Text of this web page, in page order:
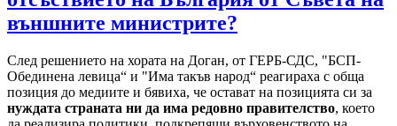
външните министрите?
След решението на хората на Доган, от ГЕРБ-СДС, "БСП-
Обединена левица“ и "Има такъв народ“ реагираха с обща
позиция до медиите и бявиха, че остават на позицията си за
нуждата страната ни да има редовно правителство, което